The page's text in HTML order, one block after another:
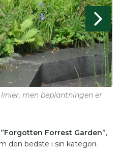
men beplantningen er
”Forgotten Forrest Garden”,
den bedste i sin kategori.